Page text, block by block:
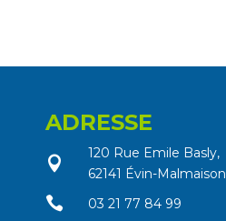
ADRESSE

120 Rue Emile Basly,
62141 Évin-Malmaison
 03 21 77 84 99